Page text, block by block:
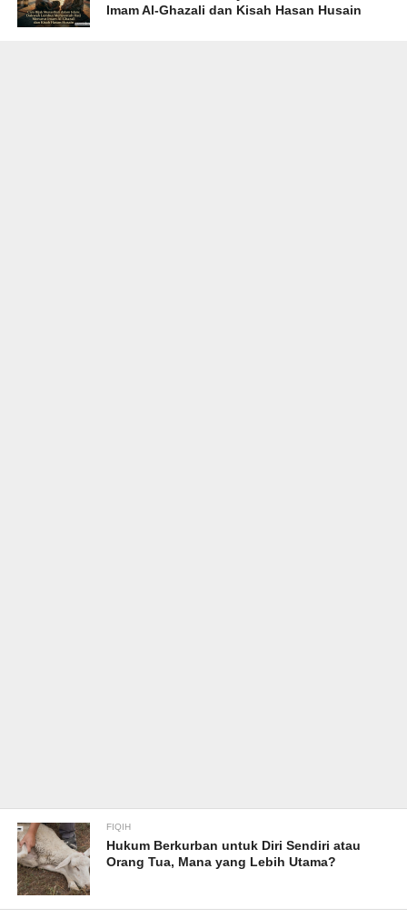
Imam Al-Ghazali dan Kisah Hasan Husain
FIQIH
Hukum Berkurban untuk Diri Sendiri atau
Orang Tua, Mana yang Lebih Utama?